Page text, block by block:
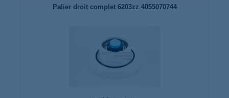
Palier droit complet 6203zz 4055070744